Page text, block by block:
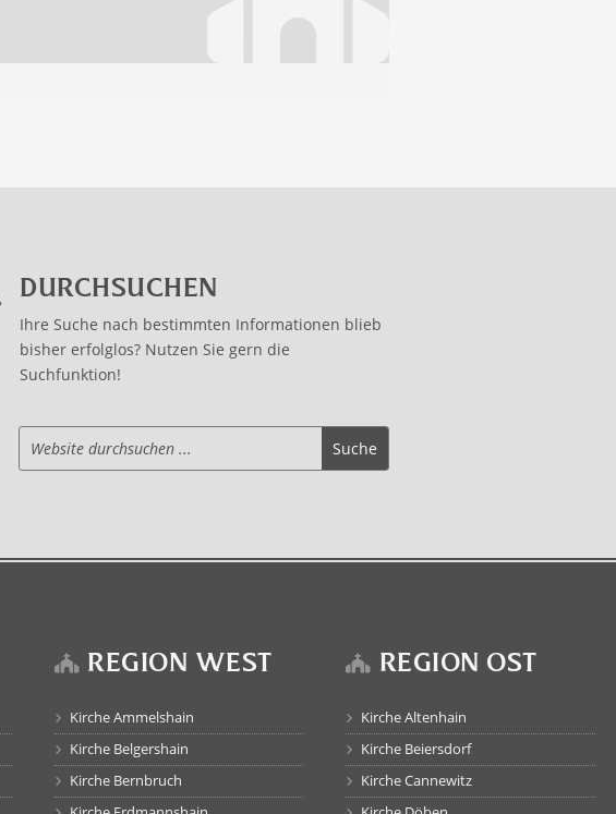
DURCHSUCHEN
Ihre Suche nach bestimmten Informationen blieb
bisher erfolglos? Nutzen Sie gern die
Suchfunktion!
REGION WEST
Kirche Ammelshain
Kirche Belgershain
Kirche Bernbruch
REGION OST
Kirche Altenhain
Kirche Beiersdorf
Kirche Cannewitz